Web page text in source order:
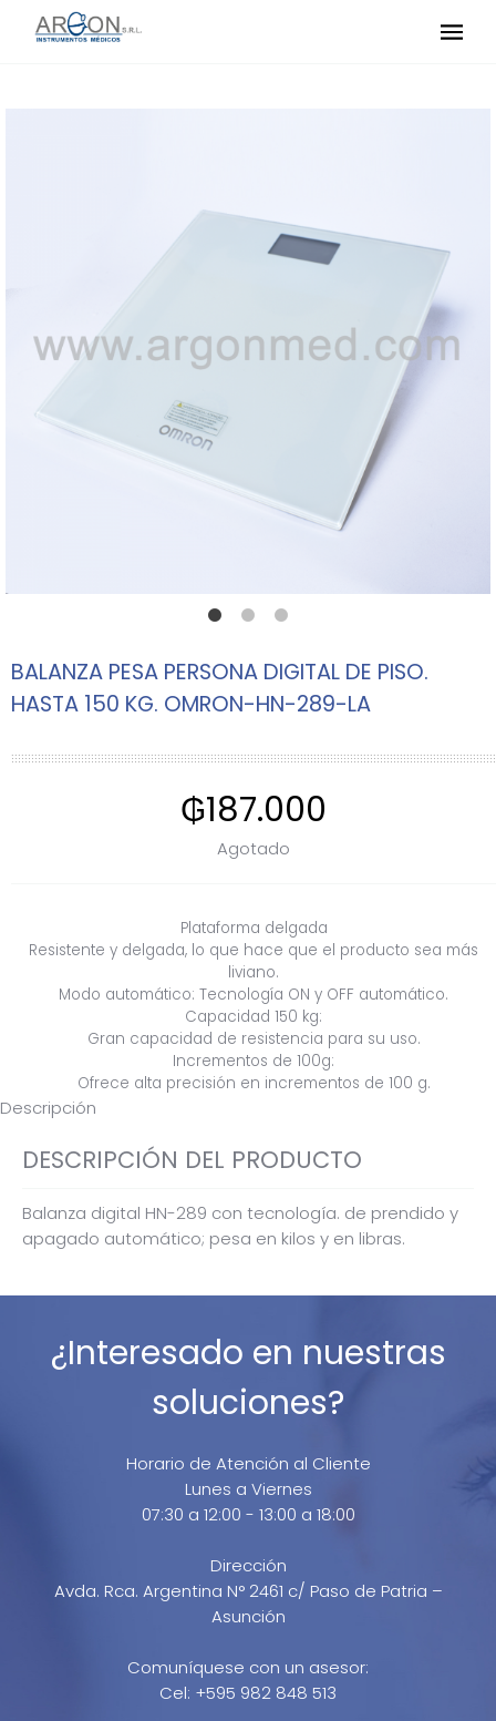
BALANZA PESA PERSONA DIGITAL DE PISO.
HASTA 150 KG. OMRON-HN-289-LA
₲187.000
Agotado
Plataforma delgada
Resistente y delgada, lo que hace que el producto sea más
liviano.
Modo automático: Tecnología ON y OFF automático.
Capacidad 150 kg:
Gran capacidad de resistencia para su uso.
Incrementos de 100g:
Ofrece alta precisión en incrementos de 100 g.
Descripción
DESCRIPCIÓN DEL PRODUCTO
Balanza digital HN-289 con tecnología. de prendido y
apagado automático; pesa en kilos y en libras.
¿Interesado en nuestras
soluciones?
Horario de Atención al Cliente
Lunes a Viernes
07:30 a 12:00 - 13:00 a 18:00
Dirección
Avda. Rca. Argentina N° 2461 c/ Paso de Patria –
Asunción
Comuníquese con un asesor:
Cel: +595 982 848 513